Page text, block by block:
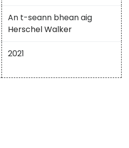
An t-seann bhean aig
Herschel Walker
2021